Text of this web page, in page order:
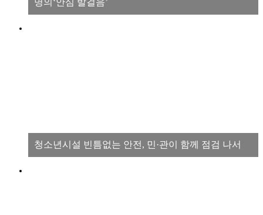
명의‘안심 발걸음’
청소년시설 빈틈없는 안전, 민·관이 함께 점검 나서